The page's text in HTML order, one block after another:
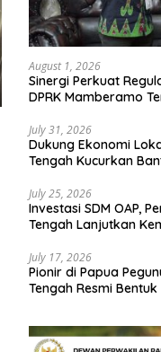
August 1, 2026
Sinergi Perkuat
DPRK Mamberamo
July 31, 2026
Dukung Ekonomi
Tengah Kucurkan
July 25, 2026
Investasi SDM OAP,
Tengah Lanjutkan
July 17, 2026
Pionir di Papua
Tengah Resmi